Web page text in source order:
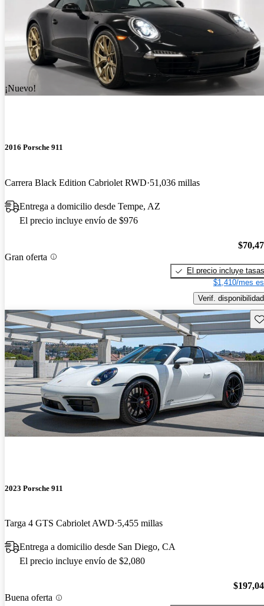
¡Nuevo!
2016 Porsche 911
Carrera Black Edition Cabriolet RWD 51,036 millas
Entrega a domicilio desde Tempe, AZ
El precio incluye envío de $976
Gran oferta
El precio incluye tasas
$1,410/mes
Verif. disponibilidad
2023 Porsche 911
Targa 4 GTS Cabriolet AWD 5,455 millas
Entrega a domicilio desde San Diego, CA
El precio incluye envío de $2,080
Buena oferta